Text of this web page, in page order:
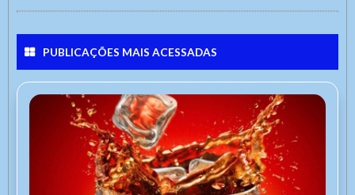
PUBLICAÇÕES MAIS ACESSADAS